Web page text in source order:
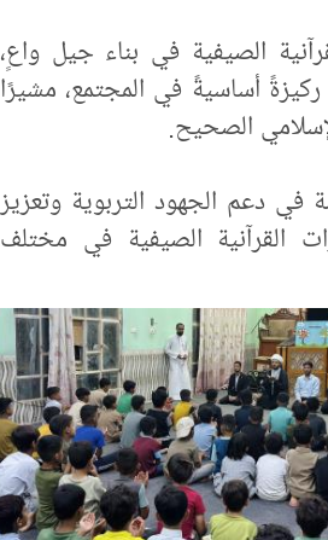
الصيفية في بناء جيل واعٍ،
ركيزةً أساسيةً في المجتمع، مشيرًا
الصحيح.
في دعم الجهود التربوية وتعزيز
القرآنية الصيفية في مختلف